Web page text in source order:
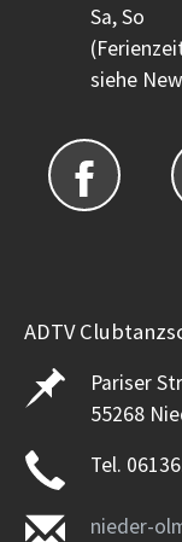
Sa, So
siehe
ADTV
Pariser
55268
Tel.
nieder-